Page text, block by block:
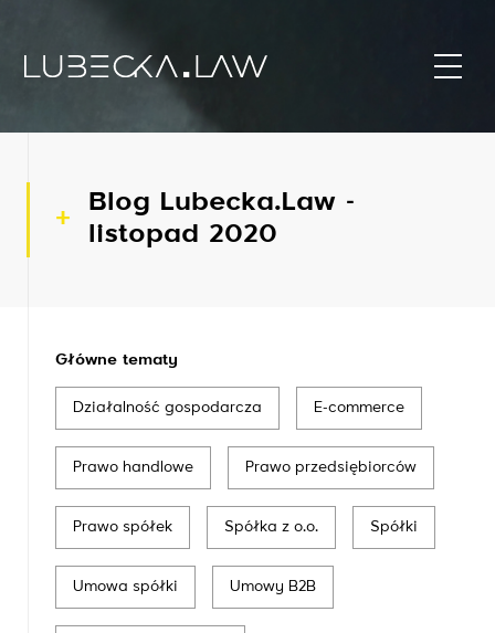
Blog Lubecka.Law -
listopad 2020
Główne tematy
Działalność gospodarcza E-commerce
Prawo handlowe Prawo przedsiębiorców
Prawo spółek Spółka z o.o. Spółki
Umowa spółki Umowy B2B